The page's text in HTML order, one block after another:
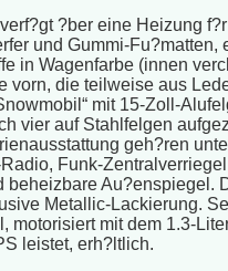
?ber eine Heizung
und Gummi-Fu?matten,
in Wagenfarbe (innen
vorn, die teilweise aus
mit 15-Zoll-
vier auf Stahlfelgen
geh?ren
Funk-
beheizbare Au?enspiegel.
Metallic-Lackierung.
motorisiert mit dem 1.3-
leistet, erh?ltlich.